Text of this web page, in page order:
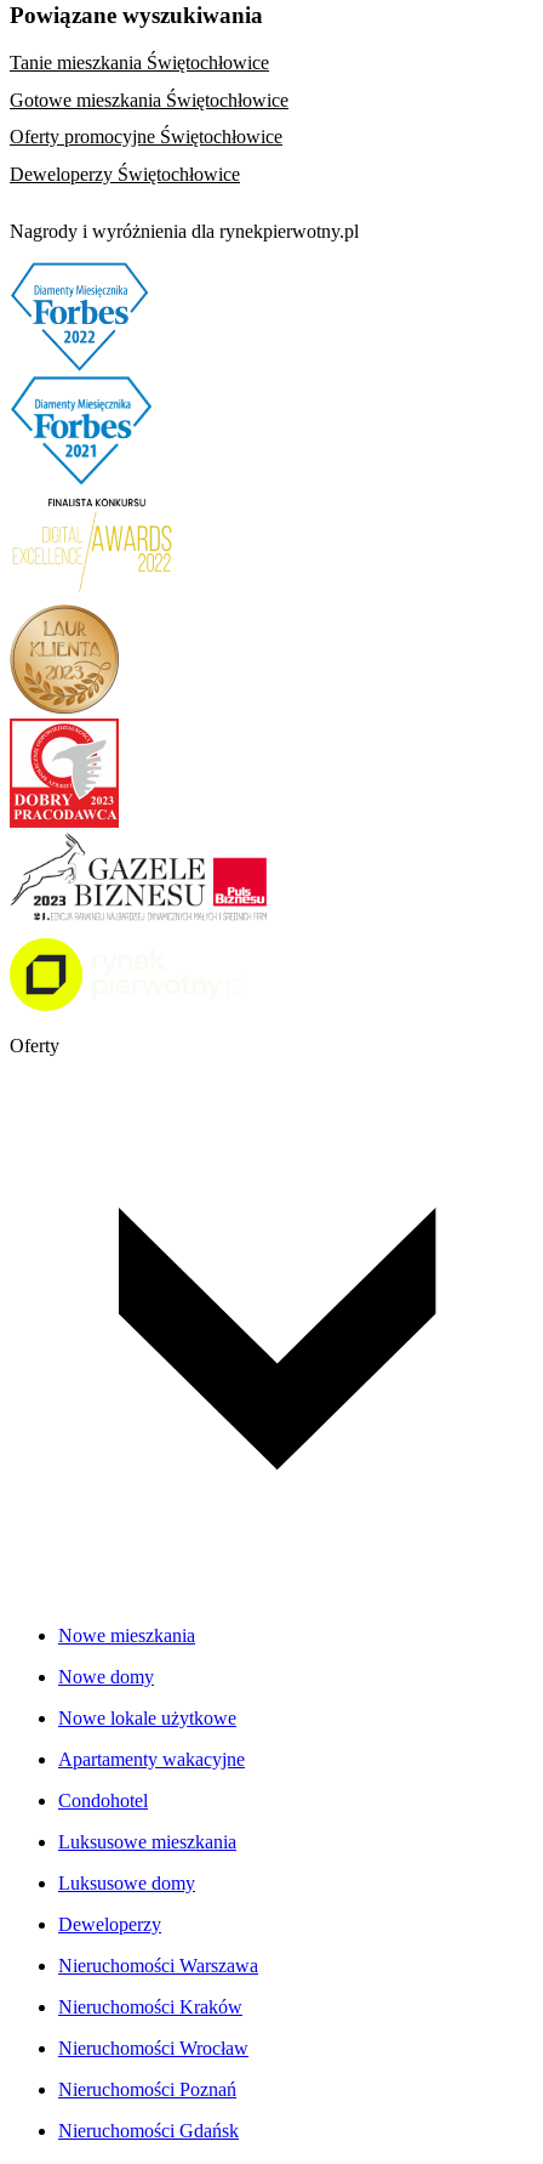
Powiązane wyszukiwania
Tanie mieszkania Świętochłowice
Gotowe mieszkania Świętochłowice
Oferty promocyjne Świętochłowice
Deweloperzy Świętochłowice
Nagrody i wyróżnienia dla rynekpierwotny.pl
Oferty
Nowe mieszkania
Nowe domy
Nowe lokale użytkowe
Apartamenty wakacyjne
Condohotel
Luksusowe mieszkania
Luksusowe domy
Deweloperzy
Nieruchomości Warszawa
Nieruchomości Kraków
Nieruchomości Wrocław
Nieruchomości Poznań
Nieruchomości Gdańsk